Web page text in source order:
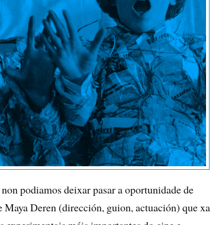
podiamos deixar pasar a oportunidade de
Maya Deren (dirección, guion, actuación) que xa